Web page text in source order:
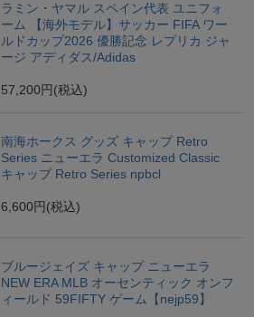
ラミン・ヤマル スペイン代表 ユニフォ
ーム 【海外モデル】サッカー FIFA ワー
ルドカップ2026 優勝記念 レプリカ ジャ
ージ アディダス/Adidas
57,200円 (税込)
南海ホークス グッズ キャップ Retro
Series ニューエラ Customized Classic
キャップ Retro Series npbcl
6,600円 (税込)
ブルージェイズ キャップ ニューエラ
NEW ERA MLB オーセンティック オンフ
ィールド 59FIFTY ゲーム【nejp59】